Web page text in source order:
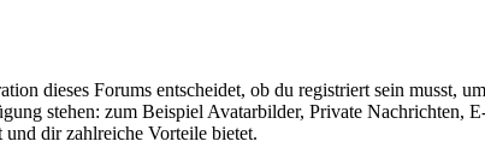
dieses Forums entscheidet, ob du registriert sein musst,
stehen: zum Beispiel Avatarbilder, Private Nachrichten,
dir zahlreiche Vorteile bietet.